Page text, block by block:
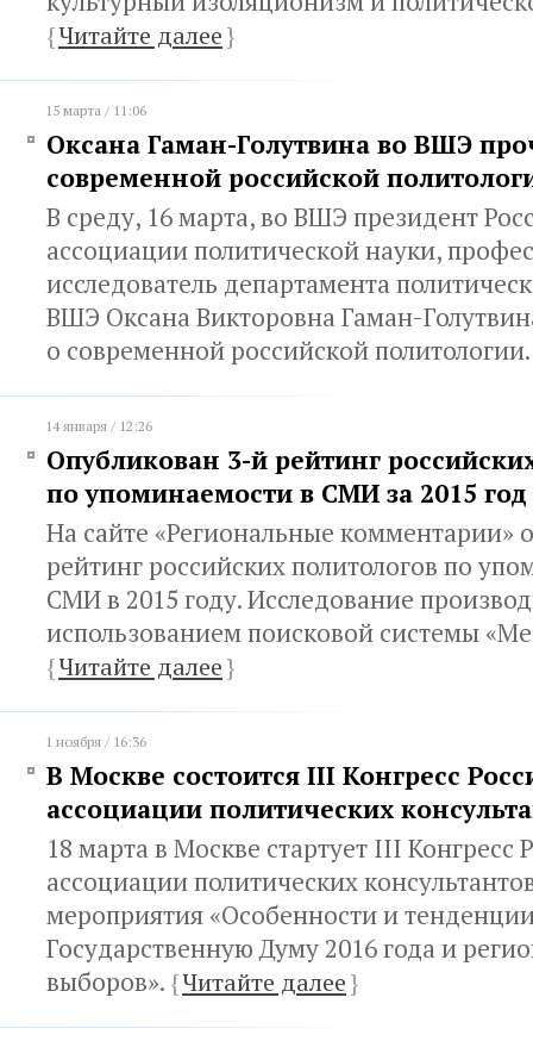
{Читайте далее}
15 марта / 11:06
Оксана Гаман-Голутвина во ВШЭ
современной российской
В среду, 16 марта, во ВШЭ президент
ассоциации политической науки,
исследователь департамента
ВШЭ Оксана Викторовна Гаман-
о современной российской
14 января / 12:26
Опубликован 3-й рейтинг
по упоминаемости в СМИ за 2015 год
На сайте «Региональные комментарии»
рейтинг российских политологов по
СМИ в 2015 году. Исследование
использованием поисковой системы
{Читайте далее}
1 ноября / 16:36
В Москве состоится III Конгресс
ассоциации политических
18 марта в Москве стартует III Конгресс
ассоциации политических
мероприятия «Особенности и
Государственную Думу 2016 года и
выборов». {Читайте далее}